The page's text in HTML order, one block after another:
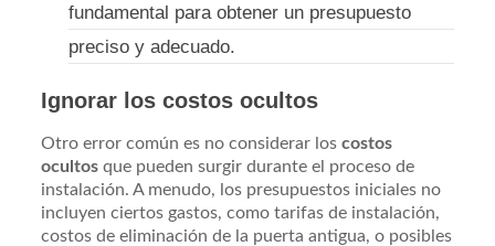
fundamental para obtener un presupuesto
preciso y adecuado.
Ignorar los costos ocultos
Otro error común es no considerar loscostos
ocultos que pueden surgir durante el proceso de
instalación. A menudo, los presupuestos iniciales no
incluyen ciertos gastos, como tarifas de instalación,
costos de eliminación de la puerta antigua, o posibles